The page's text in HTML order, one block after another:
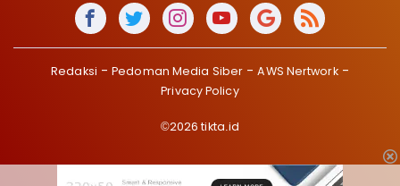
Redaksi Pedoman Media Siber
AWS Nertwork
Privacy Policy
©2026 tikta.id